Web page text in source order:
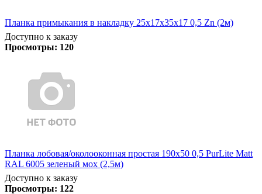
Планка примыкания в накладку 25х17х35х17 0,5 Zn (2м)
Доступно к заказу
Просмотры: 120
Планка лобовая/околооконная простая 190х50 0,5 PurLite Matt
RAL 6005 зеленый мох (2,5м)
Доступно к заказу
Просмотры: 122